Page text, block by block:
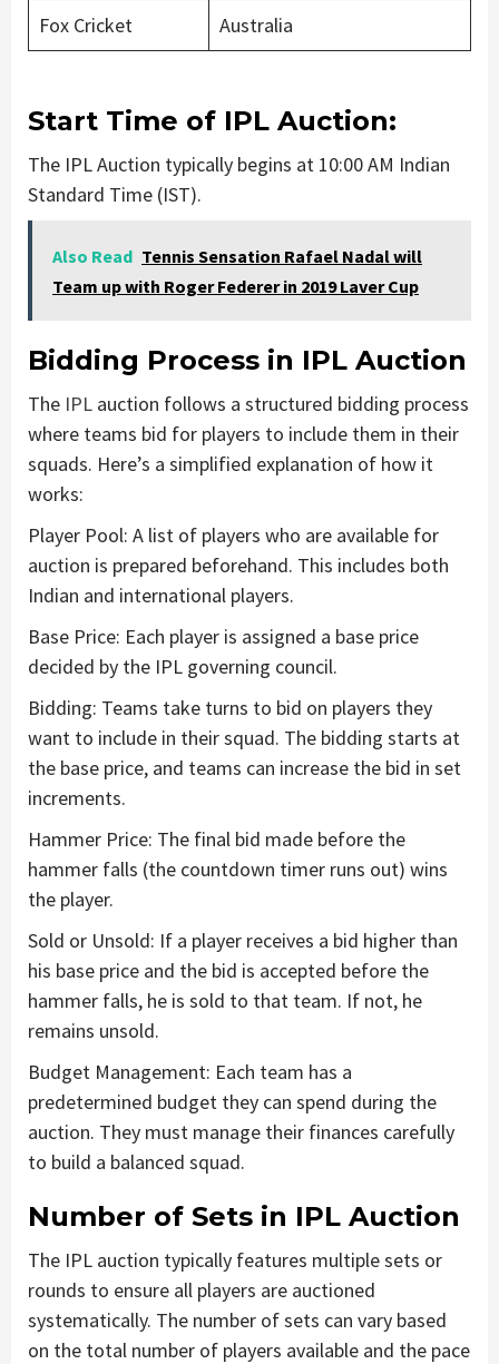
Fox Cricket
Australia
Start Time of IPL Auction:
The IPL Auction typically begins at 10:00 AM Indian
Standard Time (IST).
Also Read Tennis Sensation Rafael Nadal will
Team up with Roger Federer in 2019 Laver Cup
Bidding Process in IPL Auction
The IPL auction follows a structured bidding process
where teams bid for players to include them in their
squads. Here’s a simplified explanation of how it
works:
Player Pool: A list of players who are available for
auction is prepared beforehand. This includes both
Indian and international players.
Base Price: Each player is assigned a base price
decided by the IPL governing council.
Bidding: Teams take turns to bid on players they
want to include in their squad. The bidding starts at
the base price, and teams can increase the bid in set
increments.
Hammer Price: The final bid made before the
hammer falls (the countdown timer runs out) wins
the player.
Sold or Unsold: If a player receives a bid higher than
his base price and the bid is accepted before the
hammer falls, he is sold to that team. If not, he
remains unsold.
Budget Management: Each team has a
predetermined budget they can spend during the
auction. They must manage their finances carefully
to build a balanced squad.
Number of Sets in IPL Auction
The IPL auction typically features multiple sets or
rounds to ensure all players are auctioned
systematically. The number of sets can vary based
on the total number of players available and the pace